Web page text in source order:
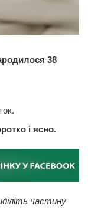
38
і ясно.
частину